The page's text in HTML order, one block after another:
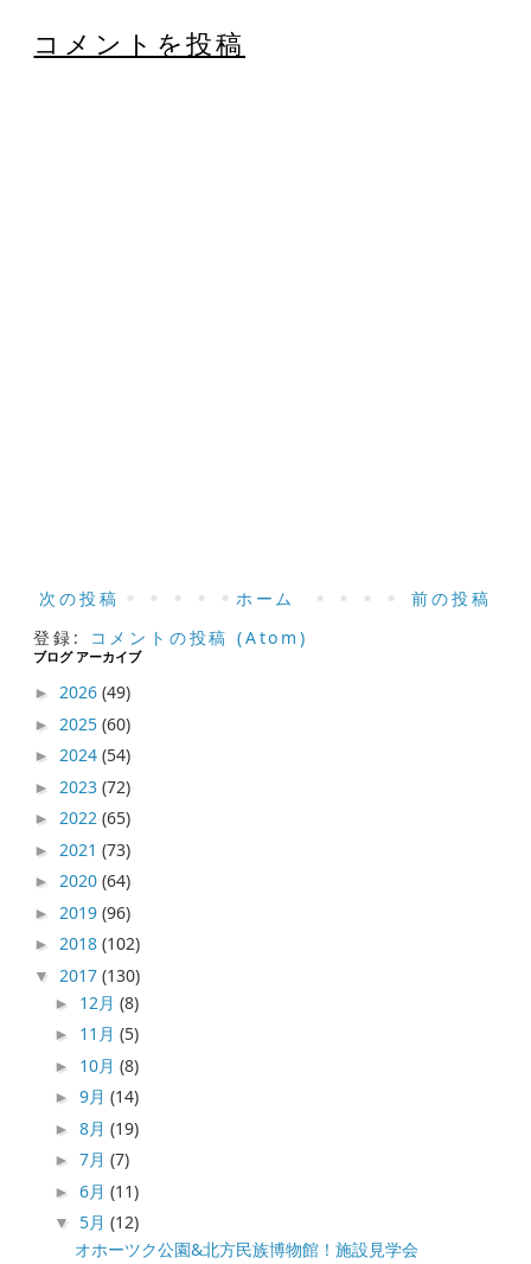
コメントを投稿
次の投稿 前の投稿
ホーム
登録:
コメントの投稿 (Atom)
ブログ アーカイブ
► 2026(49)
► 2025(60)
► 2024(54)
► 2023(72)
► 2022(65)
► 2021(73)
► 2020(64)
► 2019(96)
► 2018(102)
▼ 2017(130)
► 12月(8)
► 11月(5)
► 10月(8)
►9月(14)
►8月(19)
►7月(7)
►6月(11)
▼ 5月(12)
オホーツク公園&北方民族博物館！施設見学会